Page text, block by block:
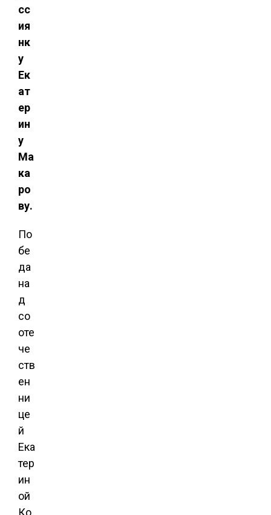
сс
ия
нк
у
Ек
ат
ер
ин
у
Ма
ка
ро
ву.
По
бе
да
на
д
со
оте
че
ств
ен
ни
це
й
Ека
тер
ин
ой
Ко